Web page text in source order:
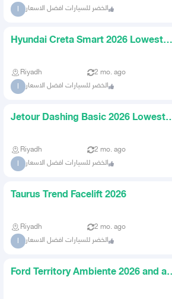
ا الخضر للسيارات افضل الاسعار
Hyundai Creta Smart 2026 Lowest
Riyadh 2 mo. ago
ا الخضر للسيارات افضل الاسعار
Jetour Dashing Basic 2026 Lowest
Riyadh 2 mo. ago
ا الخضر للسيارات افضل الاسعار
Taurus Trend Facelift 2026
Riyadh 2 mo. ago
ا الخضر للسيارات افضل الاسعار
Ford Territory Ambiente 2026 and all